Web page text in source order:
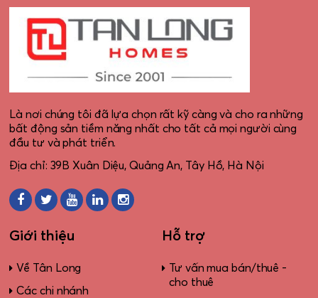
Là nơi chúng tôi đã lựa chọn rất kỹ càng và cho ra những
bất động sản tiềm năng nhất cho tất cả mọi người cùng
đầu tư và phát triển.
Địa chỉ: 39B Xuân Diệu, Quảng An, Tây Hồ, Hà Nội
Giới thiệu
Về Tân Long
Các chi nhánh
Hỗ trợ
Tư vấn mua bán/thuê -
cho thuê